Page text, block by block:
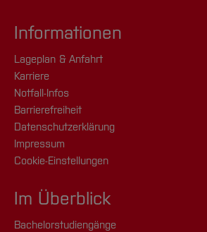
Informationen
Lageplan & Anfahrt
Karriere
Notfall-Infos
Barrierefreiheit
Datenschutzerklärung
Impressum
Cookie-Einstellungen
Im Überblick
Bachelorstudiengänge